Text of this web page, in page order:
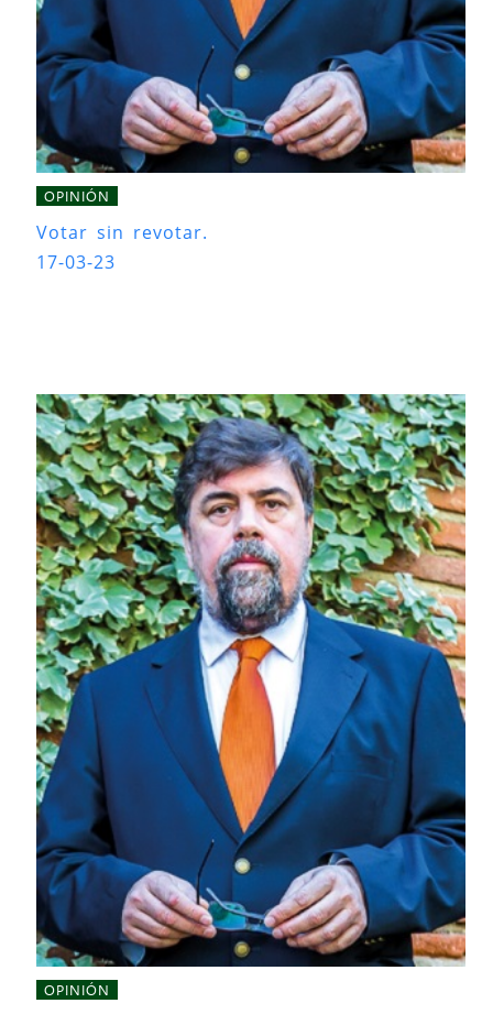
OPINIÓN
Votar sin revotar.
17-03-23
OPINIÓN